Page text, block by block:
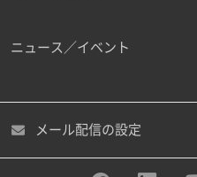
ニュース／イベント
メール配信の設定